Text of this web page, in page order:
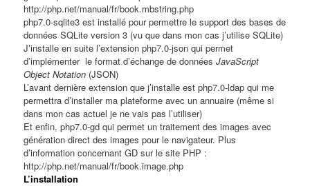
http://php.net/manual/fr/book.mbstring.php
php7.0-sqlite3 est installé pour permettre le support des bases de
données SQLite version 3 (vu que dans mon cas j’utilise SQLite)
J’installe en suite l’extensionphp7.0-json qui permet
d’implémenter le format d’échange de donnéesJavaScript
Object Notation (JSON)
L’avant dernière extension que j’installe estphp7.0-ldap qui me
permettra d’installer ma plateforme avec un annuaire (même si
dans mon cas actuel je ne vais pas l’utiliser)
Et enfin,php7.0-gd qui permet un traitement des images avec
génération direct des images pour le navigateur. Plus
d’information concernant GD sur le site PHP :
http://php.net/manual/fr/book.image.php
L’installation